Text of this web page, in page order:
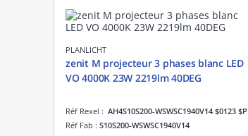
PLANLICHT
zenit M projecteur 3 phases blanc LED
VO 4000K 23W 2219lm 40DEG
Réf Rexel : AH4S10S200-WSWSC1940V14 $0123 $P
Réf Fab : S10S200-WSWSC1940V14